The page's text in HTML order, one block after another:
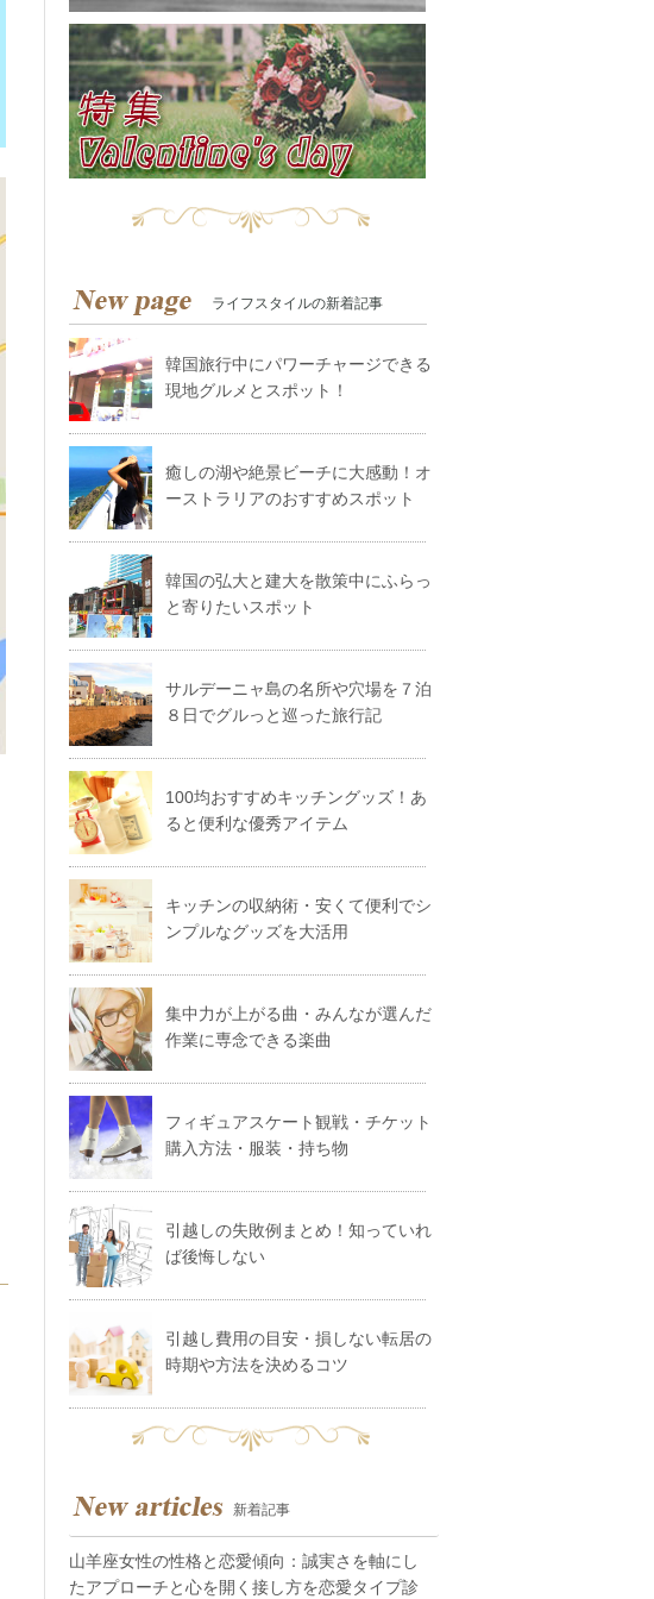
ライフスタイルの新着記事
韓国旅行中にパワーチャージできる
現地グルメとスポット！
癒しの湖や絶景ビーチに大感動！オ
ーストラリアのおすすめスポット
韓国の弘大と建大を散策中にふらっ
と寄りたいスポット
サルデーニャ島の名所や穴場を７泊
８日でグルっと巡った旅行記
100均おすすめキッチングッズ！あ
ると便利な優秀アイテム
キッチンの収納術・安くて便利でシ
ンプルなグッズを大活用
集中力が上がる曲・みんなが選んだ
作業に専念できる楽曲
フィギュアスケート観戦・チケット
購入方法・服装・持ち物
引越しの失敗例まとめ！知っていれ
ば後悔しない
引越し費用の目安・損しない転居の
時期や方法を決めるコツ
新着記事
山羊座女性の性格と恋愛傾向：誠実さを軸にし
たアプローチと心を開く接し方を恋愛タイプ診